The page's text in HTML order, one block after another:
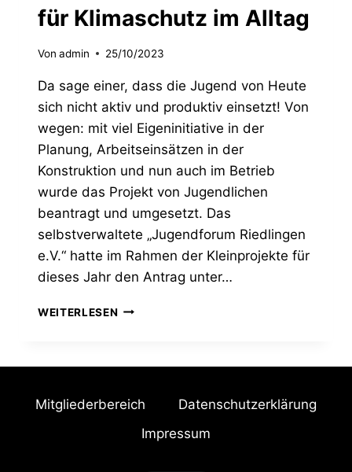
für Klimaschutz im Alltag
Von admin 25/10/2023
Da sage einer, dass die Jugend von Heute
sich nicht aktiv und produktiv einsetzt! Von
wegen: mit viel Eigeninitiative in der
Planung, Arbeitseinsätzen in der
Konstruktion und nun auch im Betrieb
wurde das Projekt von Jugendlichen
beantragt und umgesetzt. Das
selbstverwaltete „Jugendforum Riedlingen
e.V.“ hatte im Rahmen der Kleinprojekte für
dieses Jahr den Antrag unter…
WEITERLESENJUGEND
ALLTAG
Mitgliederbereich
Datenschutzerklärung
Impressum